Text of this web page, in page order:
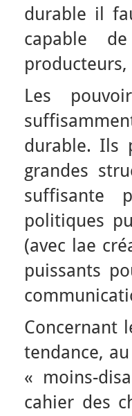
durable il
capable
Les
durable. Ils
grandes
suffisante
politiques
(avec lae
puissants
Concernant
tendance,
« moins-
cahier des